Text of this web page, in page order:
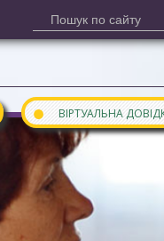
● ВІРТУАЛЬНА